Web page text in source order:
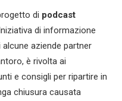
di podcast
di informazione
aziende partner
è rivolta ai
e consigli per ripartire in
chiusura causata